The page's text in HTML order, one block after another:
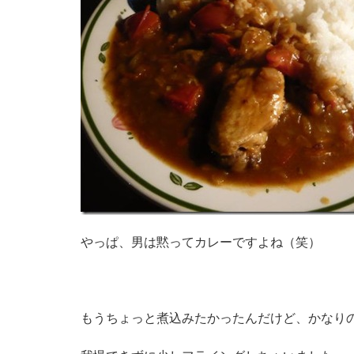
やっぱ、男は黙ってカレーですよね（笑）
もうちょっと煮込みたかったんだけど、かなり